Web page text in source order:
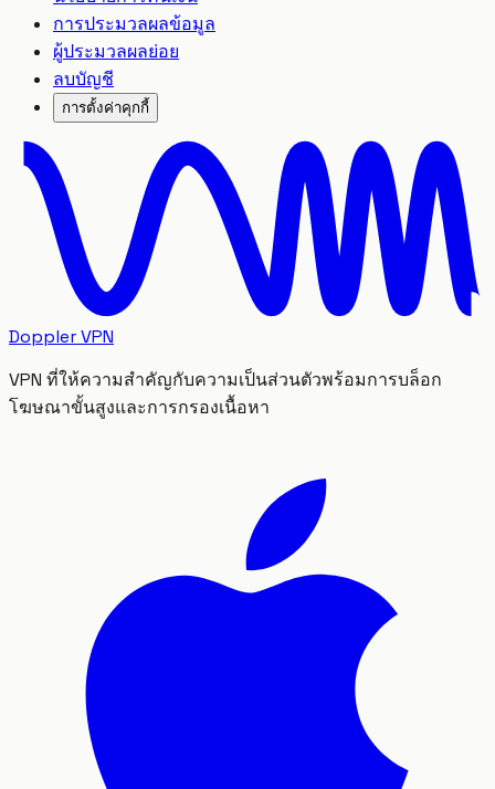
การประมวลผลข้อมูล
ผู้ประมวลผลย่อย
ลบบัญชี
การตั้งค่าคุกกี้
Doppler VPN
VPN ที่ให้ความสำคัญกับความเป็นส่วนตัวพร้อมการบล็อก
โฆษณาขั้นสูงและการกรองเนื้อหา